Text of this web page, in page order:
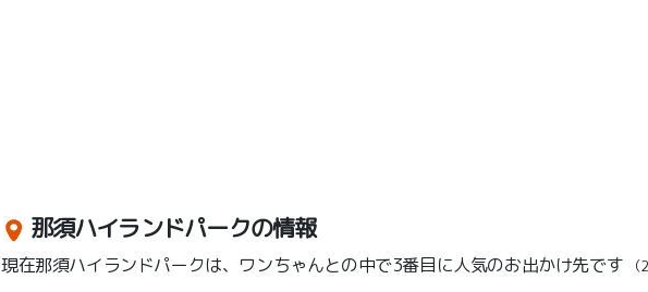
那須ハイランドパークの情報
現在那須ハイランドパークは、ワンちゃんとの中で3番目に人気のお出かけ先です